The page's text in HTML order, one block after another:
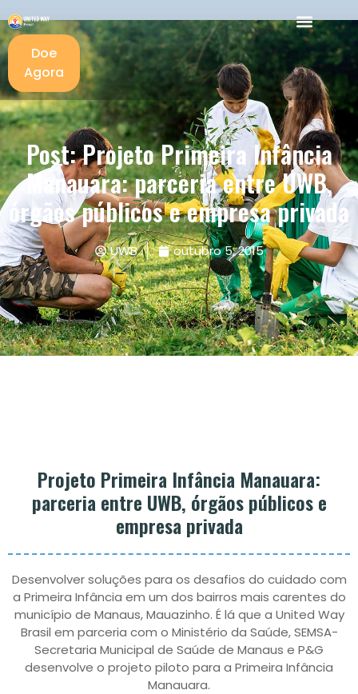
Doe
Agora
Post: Projeto Primeira Infância
Manauara: parceria entre UWB,
órgãos públicos e empresa privada
UWB outubro 5, 2015
Projeto Primeira Infância Manauara:
parceria entre UWB, órgãos públicos e
empresa privada
Desenvolver soluções para os desafios do cuidado com
a Primeira Infância em um dos bairros mais carentes do
município de Manaus, Mauazinho. É lá que a United Way
Brasil em parceria com o Ministério da Saúde, SEMSA-
Secretaria Municipal de Saúde de Manaus e P&G
desenvolve o projeto piloto para a Primeira Infância
Manauara.